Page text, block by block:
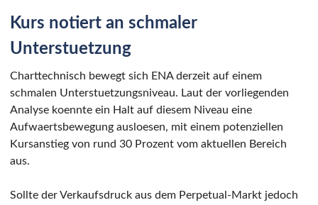
Kurs notiert an schmaler
Unterstuetzung
Charttechnisch bewegt sich ENA derzeit auf einem
schmalen Unterstuetzungsniveau. Laut der vorliegenden
Analyse koennte ein Halt auf diesem Niveau eine
Aufwaertsbewegung ausloesen, mit einem potenziellen
Kursanstieg von rund 30 Prozent vom aktuellen Bereich
aus.
Sollte der Verkaufsdruck aus dem Perpetual-Markt jedoch